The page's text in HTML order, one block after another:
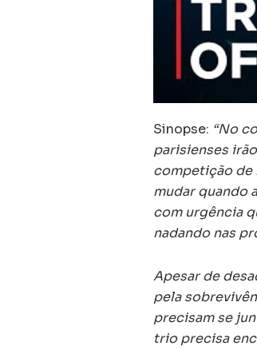
Sinopse: “No
parisienses
competição de
mudar quando
com urgência
nadando nas
Apesar de
pela
precisam se
trio precisa